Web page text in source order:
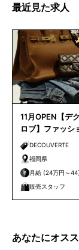
最近見た求人
11月OPEN【デ
ロブ】ファッシ
ー｜天神店
DECOUVERTE
福岡県
月給 (24万円～
販売スタッフ
あなたにオス